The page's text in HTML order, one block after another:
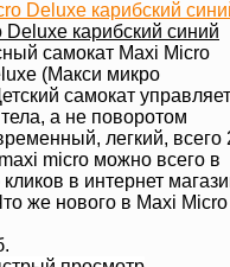
Deluxe карибский синий
самокат Maxi Micro
(Макси микро
самокат
а не поворотом
легкий, всего
maxi micro можно всего в
кликов в интернет
же нового в Maxi Micro